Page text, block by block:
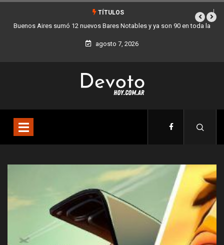
TÍTULOS
en toda la Los stands móviles de la Ciudad llegan esta semana a Villa
agosto 7, 2026